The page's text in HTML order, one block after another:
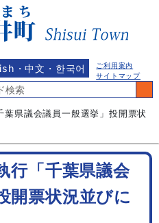
・中文・한국어
ご利用案内
サイトマップ
県議会議員一般選挙」投開票状
行「千葉県議会
開票状況並びに